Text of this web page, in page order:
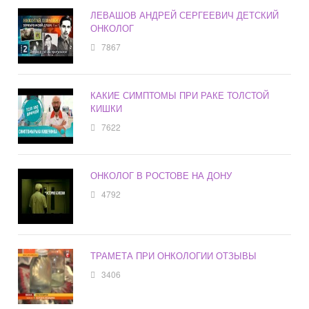
ЛЕВАШОВ АНДРЕЙ СЕРГЕЕВИЧ ДЕТСКИЙ
ОНКОЛОГ
7867
КАКИЕ СИМПТОМЫ ПРИ РАКЕ ТОЛСТОЙ
КИШКИ
7622
ОНКОЛОГ В РОСТОВЕ НА ДОНУ
4792
ТРАМЕТА ПРИ ОНКОЛОГИИ ОТЗЫВЫ
3406